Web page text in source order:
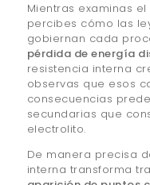
Mientras examinas
percibes cómo las
gobiernan cada
pérdida de energía
resistencia interna
observas que esos
consecuencias
secundarias que
electrolito.
De manera precisa
interna transforma